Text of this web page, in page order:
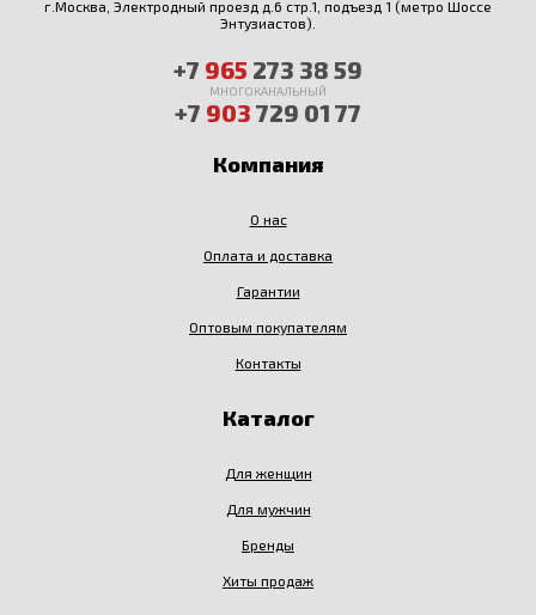
г.Москва, Электродный проезд д.6 стр.1, подъезд 1 (метро Шоссе
Энтузиастов).
+7 965 273 38 59
МНОГОКАНАЛЬНЫЙ
+7 903 729 01 77
Компания
О нас
Оплата и доставка
Гарантии
Оптовым покупателям
Контакты
Каталог
Для женщин
Для мужчин
Бренды
Хиты продаж